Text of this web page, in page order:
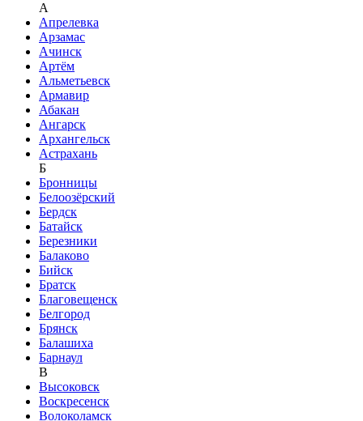
A
Апрелевка
Арзамас
Ачинск
Артём
Альметьевск
Армавир
Абакан
Ангарск
Архангельск
Астрахань
Б
Бронницы
Белоозёрский
Бердск
Батайск
Березники
Балаково
Бийск
Братск
Благовещенск
Белгород
Брянск
Балашиха
Барнаул
В
Высоковск
Воскресенск
Волоколамск